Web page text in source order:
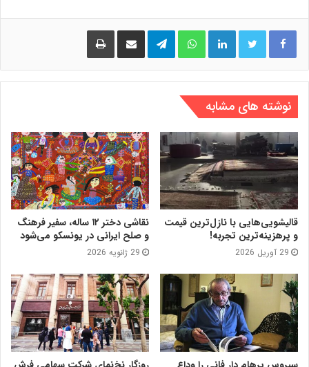
لینکدین واتس آپ تلگرام اشتراک گذاری از طریق ایمیل
نوشته های مشابه
قالیشویی‌هایی با نازل‌ترین قیمت
و پرهزینه‌ترین تجربه!
29 آوریل 2026
نقاشی دختر ۱۲ ساله، سفیر فرهنگ
و صلح ایرانی در یونسکو می‌شود
29 ژانویه 2026